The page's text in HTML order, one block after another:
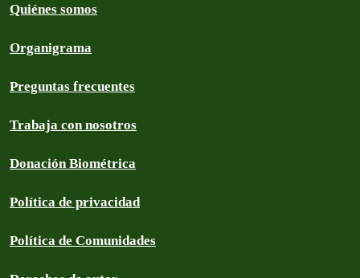
Quiénes somos
Organigrama
Preguntas frecuentes
Trabaja con nosotros
Donación Biométrica
Política de privacidad
Política de Comunidades